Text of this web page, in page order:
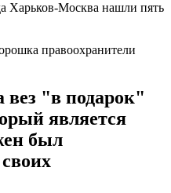
правоохранители
"в подарок"
является
был